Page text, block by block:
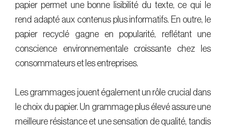
papier permet une bonne lisibilité du texte, ce qui le
rend adapté aux contenus plus informatifs. En outre, le
papier recyclé gagne en popularité, reflétant une
conscience environnementale croissante chez les
consommateurs et les entreprises.
Les grammages jouent également un rôle crucial dans
le choix du papier. Un grammage plus élevé assure une
meilleure résistance et une sensation de qualité, tandis